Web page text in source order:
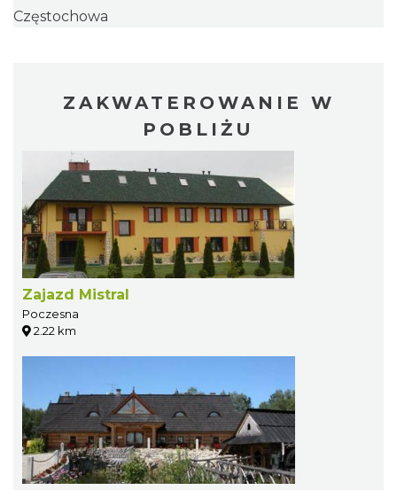
Częstochowa
ZAKWATEROWANIE W
POBLIŻU
Zajazd Mistral
Poczesna
2.22 km